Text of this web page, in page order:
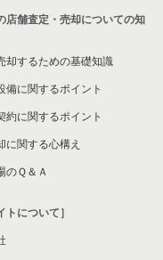
店舗査定・売却についての知
却するための基礎知識
備に関するポイント
約に関するポイント
に関する心構え
のＱ＆Ａ
トについて］